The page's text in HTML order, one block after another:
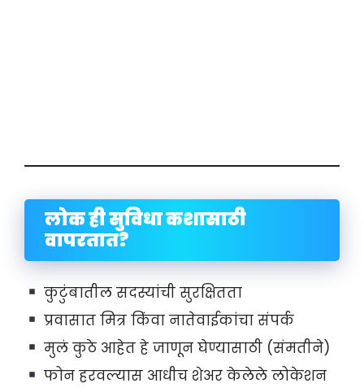
लोक ही सुविधा कशासाठी
वापरतात?
कुटुंबातील सदस्यांची सुरक्षितता
प्रवासात मित्र किंवा नातेवाईकांचा संपर्क
मुलं कुठे आहेत हे जाणून घेण्यासाठी (संमतीने)
फोन हरवल्यास आधीच शेअर केलेले लोकेशन